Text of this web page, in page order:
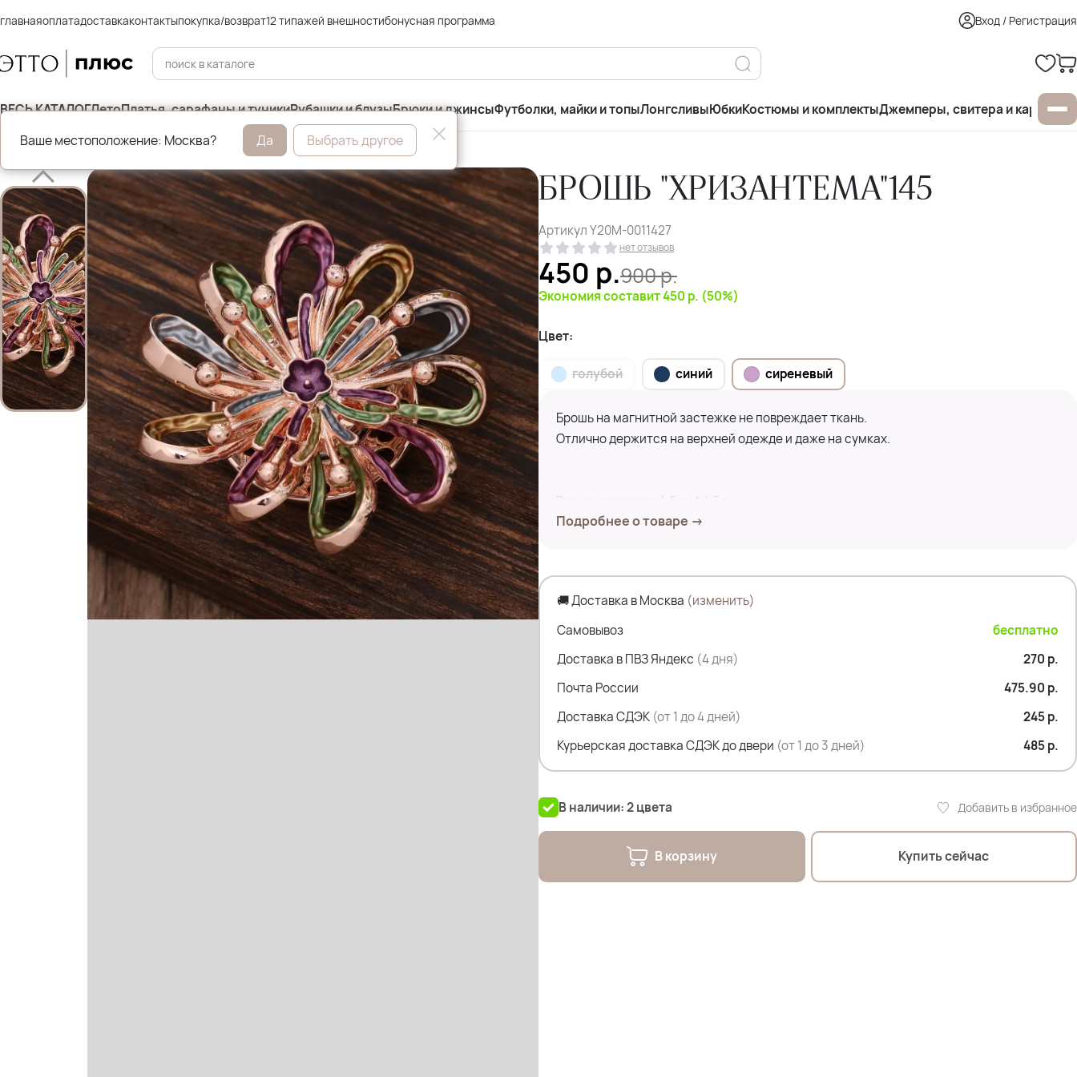
главнаяоплатадоставкаконтактыпокупка/возврат12 типажей внешностибонусная программа Вход / Регистрация
ВЕСЬ КАТАЛОГЛетоПлатья, сарафаны и туникиРубашки и блузыБрюки и джинсыФутболки, майки и топыЛонгсливыЮбкиКостюмы и комплектыДжемперы, свитера и
Главная Бижутерия
БРОШЬ "ХРИЗАНТЕМА"145
АртикулY20M-0011427
нет отзывов
450 р.900р.
Экономия составит 450 р. (50%)
Цвет:
голубой синий сиреневый
Брошь на магнитной застежке не повреждает ткань.
Отлично держится на верхней одежде и даже на сумках.
Размер изделия: 4,5см * 4,5см
Подробнее о товаре →
🚚 Доставка в Москва (изменить)
Самовывоз
бесплатно
Доставка в ПВЗ Яндекс (4 дня)
270 р.
Почта России
475.90 р.
Доставка СДЭК (от 1 до 4 дней)
245 р.
Курьерская доставка СДЭК до двери (от 1 до 3 дней) 485 р.
В наличии: 2 цвета Добавить в избранное
В корзину Купить сейчас
Ваше местоположение: Москва? Да Выбрать другое